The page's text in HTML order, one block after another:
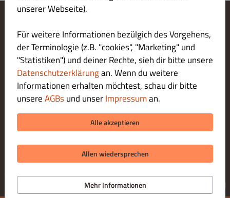
Cookie-Einstellungen ändern
Kontaktiere uns
Datenschutzerklärung
Allgemeine Geschäftsbedingungen
Impressum
LIEFERUNG ZAHLUNGSARTEN
ZAHLUNGSARTEN BEI ABHOLUNG
© 2026 Il Buon Gustaio
Online Bestellsystem für Gastronomie bereitgestellt von
unserer Webseite).
Für weitere Informationen bezülgich des Vorgehens,
der Terminologie (z.B. "cookies", "Marketing" und
"Statistiken") und deiner Rechte, sieh dir bitte unsere
Datenschutzerklärungan. Wenn du weitere
Informationen erhalten möchtest, schau dir bitte
unsereAGBsund unserImpressuman.
Alle akzeptieren
Allen wiedersprechen
Mehr Informationen